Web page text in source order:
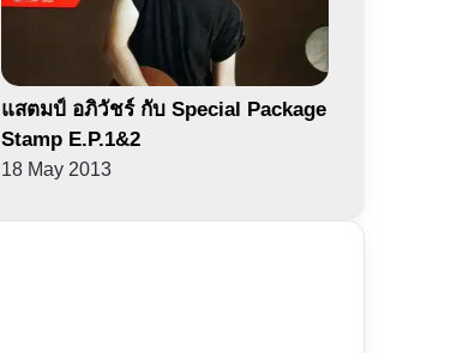
แสตมป์ อภิวัชร์ กับ Special Package
Stamp E.P.1&2
18 May 2013